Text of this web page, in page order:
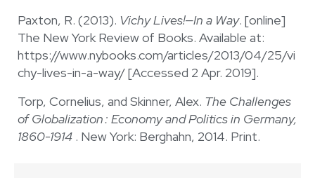
Paxton, R. (2013). Vichy Lives!—In a Way. [online]
The New York Review of Books. Available at:
https://www.nybooks.com/articles/2013/04/25/vi
chy-lives-in-a-way/ [Accessed 2 Apr. 2019].
Torp, Cornelius, and Skinner, Alex. The Challenges
of Globalization : Economy and Politics in Germany,
1860-1914 . New York: Berghahn, 2014. Print.